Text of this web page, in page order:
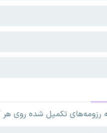
تکمیل شده روی هر